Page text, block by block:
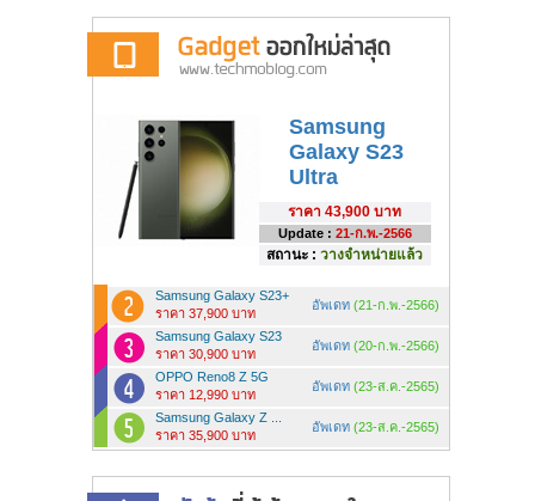
Samsung
Galaxy S23
Ultra
ราคา 43,900 บาท
Update : 21-ก.พ.-2566
สถานะ : วางจำหน่ายแล้ว
Samsung Galaxy S23+
ราคา 37,900 บาท
อัพเดท (21-ก.พ.-2566)
Samsung Galaxy S23
ราคา 30,900 บาท
อัพเดท (20-ก.พ.-2566)
OPPO Reno8 Z 5G
ราคา 12,990 บาท
อัพเดท (23-ส.ค.-2565)
Samsung Galaxy Z ...
ราคา 35,900 บาท
อัพเดท (23-ส.ค.-2565)